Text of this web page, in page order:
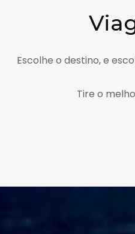
Escolhe o destino, e
Tire o